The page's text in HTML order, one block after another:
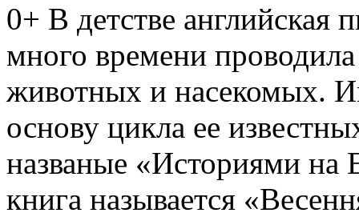
0+ В детстве английская
много времени
животных и насекомых.
основу цикла ее
названые «Историями на
книга называется